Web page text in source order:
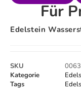
Für
Edelstein
SKU
0063
Kategorie
Tags